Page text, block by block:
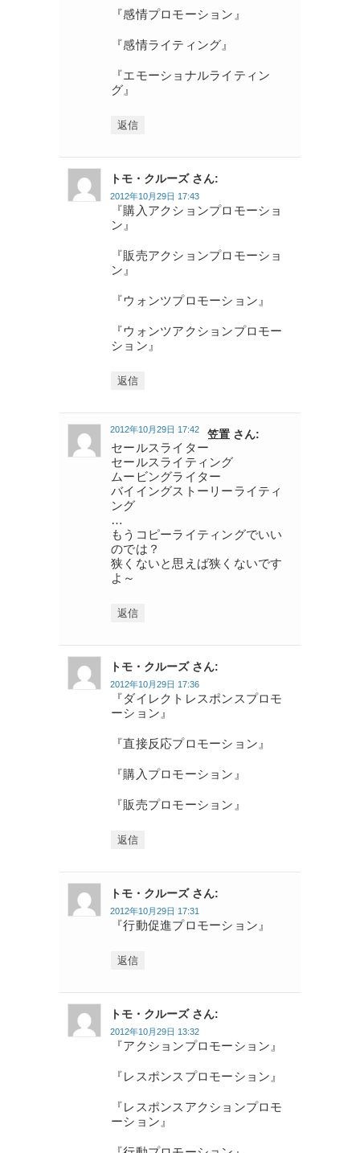
『感情プロモーション』
『感情ライティング』
『エモーショナルライティン
グ』
返信
トモ・クルーズ さん:
2012年10月29日 17:43
『購入アクションプロモーショ
ン』
『販売アクションプロモーショ
ン』
『ウォンツプロモーション』
『ウォンツアクションプロモー
ション』
返信
笠置 さん:
2012年10月29日 17:42
セールスライター
セールスライティング
ムービングライター
バイイングストーリーライティ
ング
…
もうコピーライティングでいい
のでは？
狭くないと思えば狭くないです
よ～
返信
トモ・クルーズ さん:
2012年10月29日 17:36
『ダイレクトレスポンスプロモ
ーション』
『直接反応プロモーション』
『購入プロモーション』
『販売プロモーション』
返信
トモ・クルーズ さん:
2012年10月29日 17:31
『行動促進プロモーション』
返信
トモ・クルーズ さん:
2012年10月29日 13:32
『アクションプロモーション』
『レスポンスプロモーション』
『レスポンスアクションプロモ
ーション』